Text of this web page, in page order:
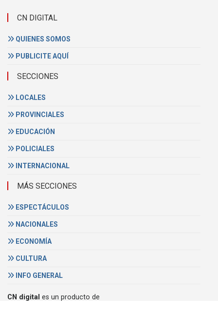
CN DIGITAL
QUIENES SOMOS
PUBLICITE AQUÍ
SECCIONES
LOCALES
PROVINCIALES
EDUCACIÓN
POLICIALES
INTERNACIONAL
MÁS SECCIONES
ESPECTÁCULOS
NACIONALES
ECONOMÍA
CULTURA
INFO GENERAL
CN digital es un producto de